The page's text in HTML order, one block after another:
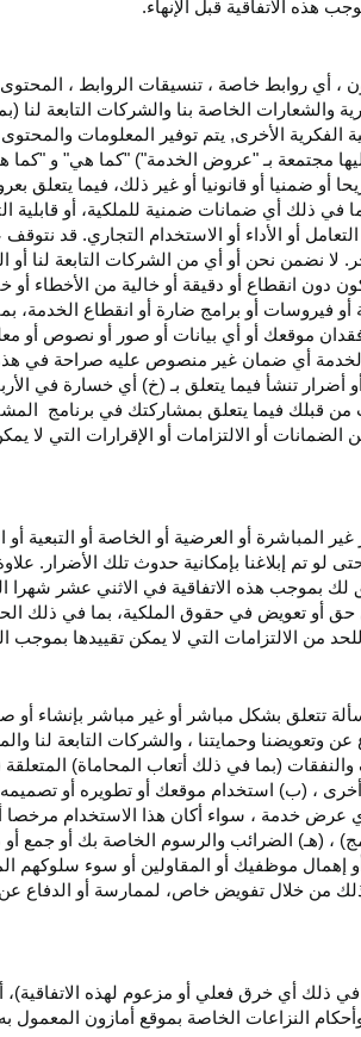
هذه الاتفاقية قبل الإنهاء.
أي روابط خاصة ، تنسيقات الروابط ، المحتوى
والشعارات الخاصة بنا والشركات التابعة
الأخرى, يتم توفير المعلومات
مجتمعة بـ "عروض الخدمة") "كما هي" و
أو ضمنيا أو قانونيا أو غير ذلك، فيما يتعلق
ذلك أي ضمانات ضمنية للملكية، أو قابلية
أو الأداء أو الاستخدام التجاري. قد نتوقف
نضمن نحن أو أي من الشركات التابعة لنا
دون انقطاع أو دقيقة أو خالية من الأخطاء أو
أو فيروسات أو برامج ضارة أو انقطاع الخدمة،
موقعك أو أي بيانات أو صور أو نصوص أو
أي ضمان غير منصوص عليه صراحة في هذه
أضرار تنشأ فيما يتعلق بـ (خ) أي خسارة في
من قبلك فيما يتعلق بمشاركتك في برنامج
الضمانات أو الالتزامات أو الإقرارات التي لا
المباشرة أو العرضية أو الخاصة أو التبعية
لو تم إبلاغنا بإمكانية حدوث تلك الأضرار.
لك بموجب هذه الاتفاقية في الاثني عشر شهرا
حق أو تعويض في حقوق الملكية، بما في ذلك
من الالتزامات التي لا يمكن تقييدها بموجب
تتعلق بشكل مباشر أو غير مباشر بإنشاء أو
وتعويضنا وحمايتنا ، والشركات التابعة لنا
والنفقات (بما في ذلك أتعاب المحاماة)
، (ب) استخدام موقعك أو تطويره أو تصميمه أو
خدمة ، سواء أكان هذا الاستخدام مرخصا أو
، (هـ) الضرائب والرسوم الخاصة بك أو جمع
إهمال موظفيك أو المقاولين أو سوء سلوكهم
من خلال تفويض خاص، لممارسة أو الدفاع عن
في ذلك أي خرق فعلي أو مزعوم لهذه
وأحكام النزاعات الخاصة بموقع أمازون